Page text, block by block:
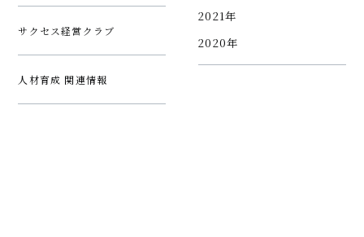
サクセス経営クラブ
人材育成 関連情報
2021年
2020年